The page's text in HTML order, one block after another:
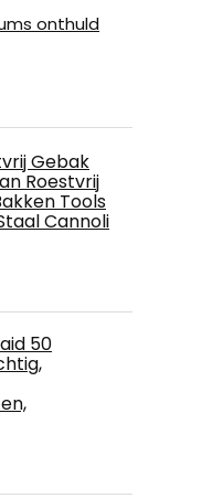
onthuld
Gebak
Roestvrij
Tools
Cannoli
50